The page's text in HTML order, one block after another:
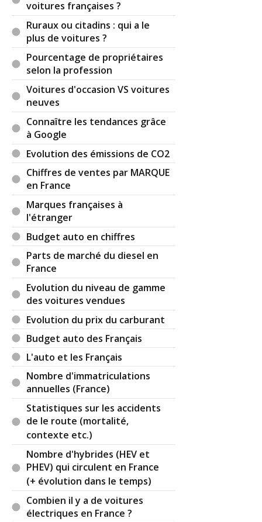
voitures françaises ?
Ruraux ou citadins : qui a le
plus de voitures ?
Pourcentage de propriétaires
selon la profession
Voitures d'occasion VS voitures
neuves
Connaître les tendances grâce
à Google
Evolution des émissions de CO2
Chiffres de ventes par MARQUE
en France
Marques françaises à
l'étranger
Budget auto en chiffres
Parts de marché du diesel en
France
Evolution du niveau de gamme
des voitures vendues
Evolution du prix du carburant
Budget auto des Français
L'auto et les Français
Nombre d'immatriculations
annuelles (France)
Statistiques sur les accidents
de le route (mortalité,
contexte etc.)
Nombre d'hybrides (HEV et
PHEV) qui circulent en France
(+ évolution dans le temps)
Combien il y a de voitures
électriques en France ?